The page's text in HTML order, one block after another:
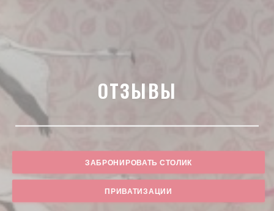
ОТЗЫВЫ
ЗАБРОНИРОВАТЬ СТОЛИК
ПРИВАТИЗАЦИИ